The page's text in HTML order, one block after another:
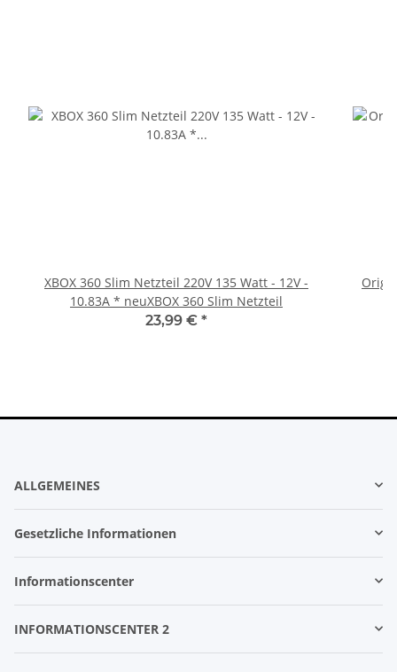
XBOX 360 Slim Netzteil 220V 135 Watt - 12V -
10.83A * neuXBOX 360 Slim Netzteil
23,99 € *
ALLGEMEINES
Gesetzliche Informationen
Informationscenter
INFORMATIONSCENTER 2